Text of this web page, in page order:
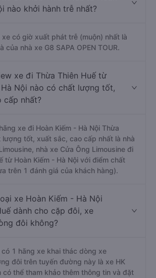
nào khởi hành trễ nhất?
xe có giờ xuất phát trễ (muộn) nhất là
của nhà xe G8 SAPA OPEN TOUR.
xe đi Thừa Thiên Huế từ
Nội nào có chất lượng tốt,
cấp nhất?
xe đi Hoàn Kiếm - Hà Nội Thừa
lượng tốt, xuất sắc, cao cấp nhất là nhà
nhà xe Cửa Ông Limousine đi
từ Hoàn Kiếm - Hà Nội với điểm chất
trên 1 đánh giá của khách hàng).
xe Hoàn Kiếm - Hà Nội
dành cho cặp đôi, xe
đôi không?
có 1 hãng xe khai thác dòng xe
đôi trên tuyến đường này là xe HK
có thể tham khảo thêm thông tin và đặt